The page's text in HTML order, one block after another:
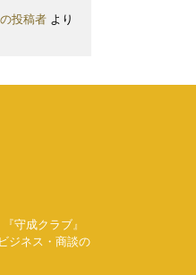
投稿者 より
守成クラブ』
ジネス・商談の